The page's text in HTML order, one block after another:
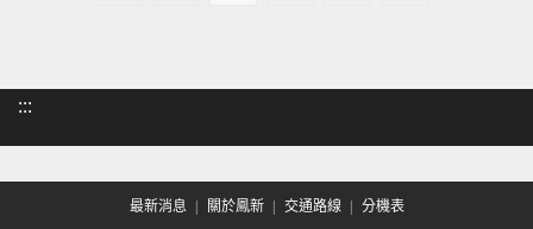
:::
最新消息 關於鳳新 交通路線 分機表